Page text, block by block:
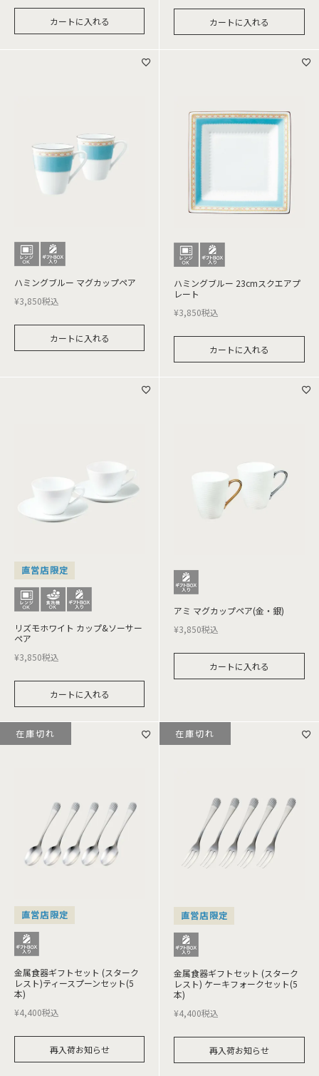
カートに入れる カートに入れる
ハミングブルー マグカップペア
¥3,850税込
カートに入れる
ハミングブルー 23cmスクエアプ
レート
¥3,850税込
カートに入れる
直営店限定
リズモホワイト カップ&ソーサー
ペア
¥3,850税込
カートに入れる
アミ マグカップペア(金・銀)
¥3,850税込
カートに入れる
直営店限定
金属食器ギフトセット (スターク
レスト)ティースプーンセット(5
本)
¥4,400税込
再入荷お知らせ
在庫切れ
直営店限定
金属食器ギフトセット (スターク
レスト) ケーキフォークセット(5
本)
¥4,400税込
再入荷お知らせ
在庫切れ